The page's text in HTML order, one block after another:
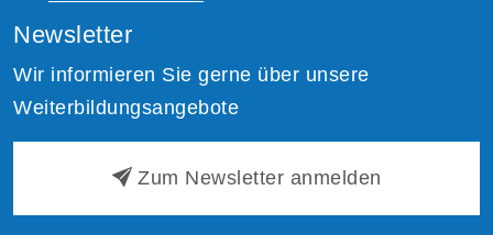
Newsletter
Wir informieren Sie gerne über unsere
Weiterbildungsangebote
Zum Newsletter anmelden